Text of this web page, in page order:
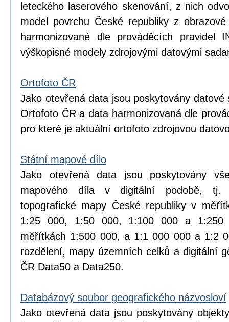
leteckého laserového skenování, z nich
model povrchu České republiky z
harmonizované dle prováděcích pravidel
výškopisné modely zdrojovými datovými
Ortofoto ČR
Jako otevřená data jsou poskytovány
Ortofoto ČR a data harmonizovaná dle
pro které je aktuální ortofoto zdrojovou
Státní mapové dílo
Jako otevřená data jsou poskytovány
mapového díla v digitální podobě, tj.
topografické mapy České republiky v
1:25 000, 1:50 000, 1:100 000 a
měřítkách 1:500 000, a 1:1 000 000 a 1:2
rozdělení, mapy územních celků a digitální
ČR Data50 a Data250.
Databázový soubor geografického názvosloví
Jako otevřená data jsou poskytovány